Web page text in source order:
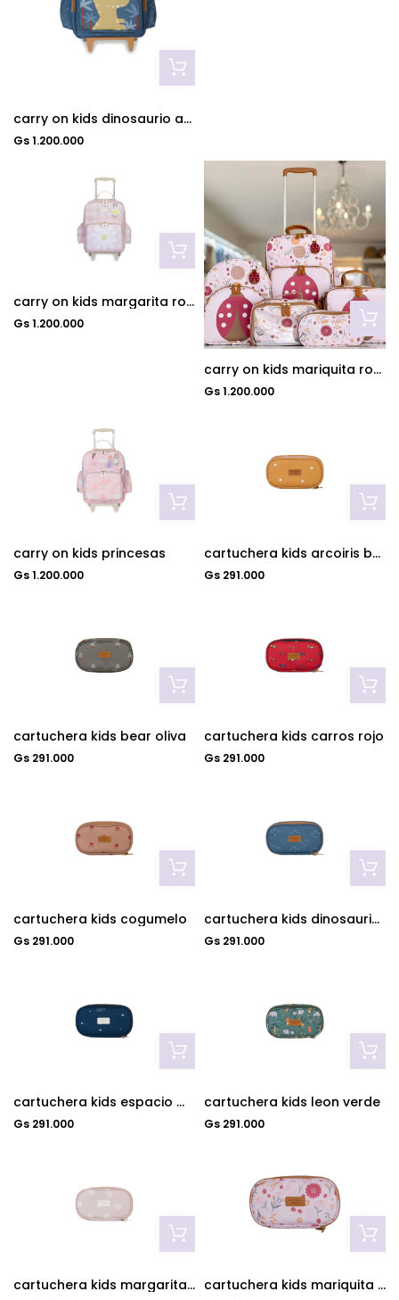
carry on kids dinosaurio azul
Gs 1.200.000
carry on kids margarita rosa
Gs 1.200.000
carry on kids mariquita rosa
Gs 1.200.000
carry on kids princesas
Gs 1.200.000
cartuchera kids arcoiris boho
Gs 291.000
cartuchera kids bear oliva
Gs 291.000
cartuchera kids carros rojo
Gs 291.000
cartuchera kids cogumelo
Gs 291.000
cartuchera kids dinosaurio azul
Gs 291.000
cartuchera kids espacio marino
Gs 291.000
cartuchera kids leon verde
Gs 291.000
cartuchera kids margarita rosa cartuchera kids mariquita rosa